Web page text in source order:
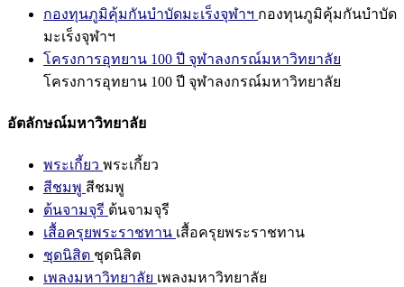
กองทุนภูมิคุ้มกันบำบัดมะเร็งจุฬาฯ กองทุนภูมิคุ้มกันบำบัด
มะเร็งจุฬาฯ
โครงการอุทยาน 100 ปี จุฬาลงกรณ์มหาวิทยาลัย
โครงการอุทยาน 100 ปี จุฬาลงกรณ์มหาวิทยาลัย
อัตลักษณ์มหาวิทยาลัย
พระเกี้ยว พระเกี้ยว
สีชมพู สีชมพู
ต้นจามจุรี ต้นจามจุรี
เสื้อครุยพระราชทาน เสื้อครุยพระราชทาน
ชุดนิสิต ชุดนิสิต
เพลงมหาวิทยาลัย เพลงมหาวิทยาลัย